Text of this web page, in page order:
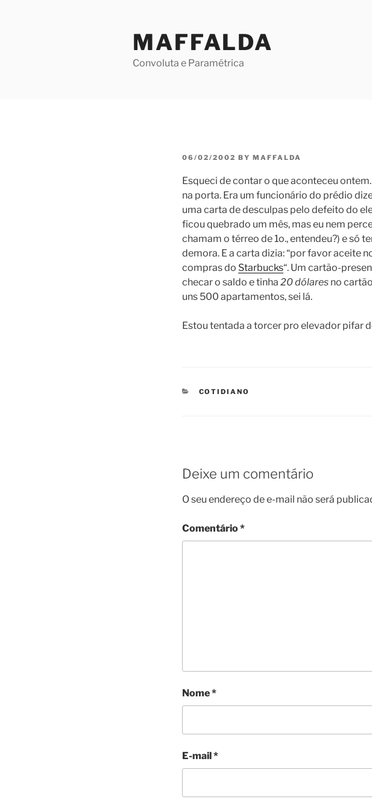
MAFFALDA
Convoluta e Paramétrica
POSTED
06/02/2002 BY MAFFALDA
Esqueci de contar o que aconteceu
na porta. Era um funcionário do prédio
uma carta de desculpas pelo defeito do
ficou quebrado um mês, mas eu nem
chamam o térreo de 1o., entendeu?) e só
demora. E a carta dizia: “por favor aceite
compras do Starbucks“. Um cartão-
checar o saldo e tinha 20 dólares no
uns 500 apartamentos, sei lá.
Estou tentada a torcer pro elevador pifar
CATEGORIES
COTIDIANO
Deixe um comentário
O seu endereço de e-mail não será
Comentário*
Nome*
E-mail*